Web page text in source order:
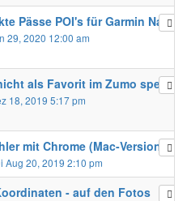
Pässe POI's für Garmin Navis
29, 2020 12:00 am
als Favorit im Zumo
18, 2019 5:17 pm
mit Chrome (Mac-Version)
Aug 20, 2019 2:10 pm
- auf den Fotos